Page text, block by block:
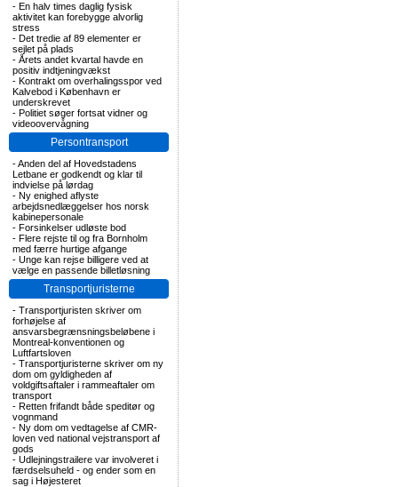
- En halv times daglig fysisk
aktivitet kan forebygge alvorlig
stress
- Det tredie af 89 elementer er
sejlet på plads
- Årets andet kvartal havde en
positiv indtjeningvækst
- Kontrakt om overhalingsspor ved
Kalvebod i København er
underskrevet
- Politiet søger fortsat vidner og
videoovervågning
Persontransport
-Anden del af Hovedstadens
Letbane er godkendt og klar til
indvielse på lørdag
- Ny enighed aflyste
arbejdsnedlæggelser hos norsk
kabinepersonale
- Forsinkelser udløste bod
- Flere rejste til og fra Bornholm
med færre hurtige afgange
- Unge kan rejse billigere ved at
vælge en passende billetløsning
Transportjuristerne
- Transportjuristen skriver om
forhøjelse af
ansvarsbegrænsningsbeløbene i
Montreal-konventionen og
Luftfartsloven
- Transportjuristerne skriver om ny
dom om gyldigheden af
voldgiftsaftaler i rammeaftaler om
transport
- Retten frifandt både speditør og
vognmand
- Ny dom om vedtagelse af CMR-
loven ved national vejstransport af
gods
- Udlejningstrailere var involveret i
færdselsuheld - og ender som en
sag i Højesteret